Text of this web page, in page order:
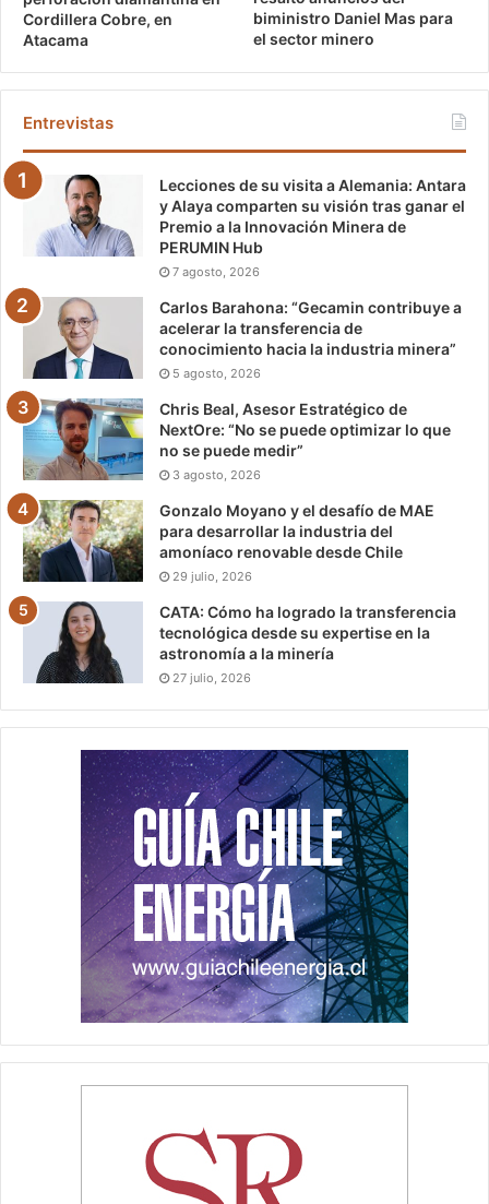
Cordillera Cobre, en
Atacama
biministro Daniel Mas para
el sector minero
Entrevistas
Lecciones de su visita a Alemania: Antara
y Alaya comparten su visión tras ganar el
Premio a la Innovación Minera de
PERUMIN Hub
7 agosto, 2026
Carlos Barahona: “Gecamin contribuye a
acelerar la transferencia de
conocimiento hacia la industria minera”
5 agosto, 2026
Chris Beal, Asesor Estratégico de
NextOre: “No se puede optimizar lo que
no se puede medir”
3 agosto, 2026
Gonzalo Moyano y el desafío de MAE
para desarrollar la industria del
amoníaco renovable desde Chile
29 julio, 2026
CATA: Cómo ha logrado la transferencia
tecnológica desde su expertise en la
astronomía a la minería
27 julio, 2026